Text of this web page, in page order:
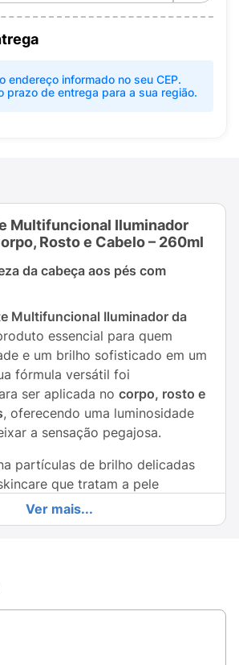
endereço informado no seu CEP.
prazo de entrega para a sua região.
Multifuncional Iluminador
Rosto e Cabelo – 260ml
da cabeça aos pés com
Multifuncional Iluminador da
essencial para quem
e um brilho sofisticado em um
fórmula versátil foi
ser aplicada no corpo, rosto e
, oferecendo uma luminosidade
a sensação pegajosa.
partículas de brilho delicadas
que tratam a pele
a desidratação e o estresse
Ver mais...